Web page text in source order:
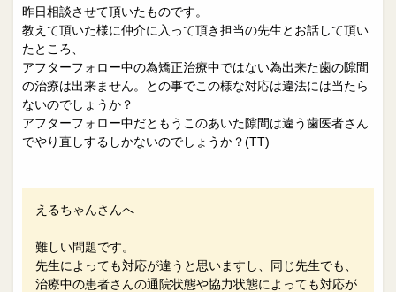
昨日相談させて頂いたものです。
教えて頂いた様に仲介に入って頂き担当の先生とお話して頂い
たところ、
アフターフォロー中の為矯正治療中ではない為出来た歯の隙間
の治療は出来ません。との事でこの様な対応は違法には当たら
ないのでしょうか？
アフターフォロー中だともうこのあいた隙間は違う歯医者さん
でやり直しするしかないのでしょうか？(TT)
えるちゃんさんへ
難しい問題です。
先生によっても対応が違うと思いますし、同じ先生でも、
治療中の患者さんの通院状態や協力状態によっても対応が